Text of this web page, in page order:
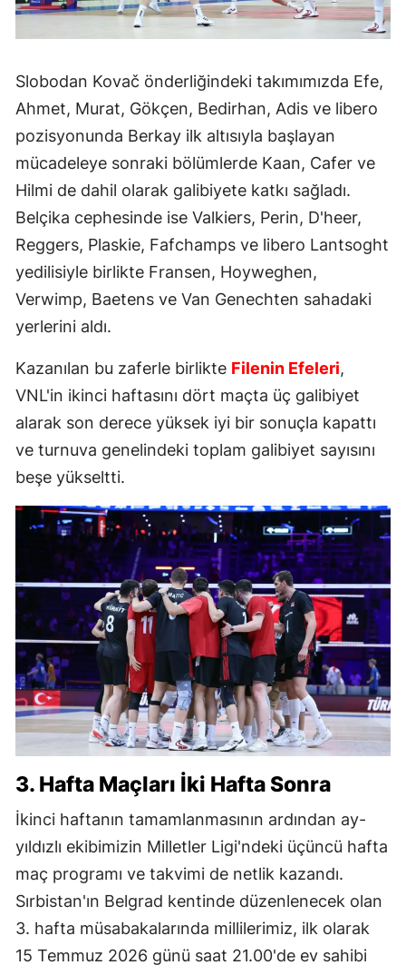
Slobodan Kovač önderliğindeki takımımızda Efe,
Ahmet, Murat, Gökçen, Bedirhan, Adis ve libero
pozisyonunda Berkay ilk altısıyla başlayan
mücadeleye sonraki bölümlerde Kaan, Cafer ve
Hilmi de dahil olarak galibiyete katkı sağladı.
Belçika cephesinde ise Valkiers, Perin, D'heer,
Reggers, Plaskie, Fafchamps ve libero Lantsoght
yedilisiyle birlikte Fransen, Hoyweghen,
Verwimp, Baetens ve Van Genechten sahadaki
yerlerini aldı.
Kazanılan bu zaferle birlikte Filenin Efeleri,
VNL'in ikinci haftasını dört maçta üç galibiyet
alarak son derece yüksek iyi bir sonuçla kapattı
ve turnuva genelindeki toplam galibiyet sayısını
beşe yükseltti.
3. Hafta Maçları İki Hafta Sonra
İkinci haftanın tamamlanmasının ardından ay-
yıldızlı ekibimizin Milletler Ligi'ndeki üçüncü hafta
maç programı ve takvimi de netlik kazandı.
Sırbistan'ın Belgrad kentinde düzenlenecek olan
3. hafta müsabakalarında millilerimiz, ilk olarak
15 Temmuz 2026 günü saat 21.00'de ev sahibi